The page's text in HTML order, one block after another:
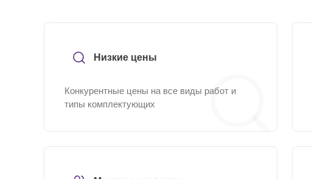
Низкие цены
Конкурентные цены на все виды работ и
типы комплектующих